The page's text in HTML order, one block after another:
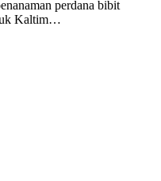
perdana bibit
Kaltim…